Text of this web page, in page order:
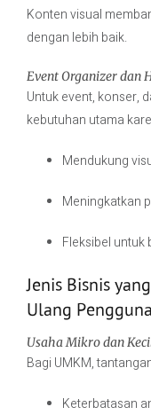
Konten visual
dengan lebih baik.
Event Organizer dan
Untuk event, konser,
kebutuhan utama
Mendukung
Meningkatkan
Fleksibel untuk
Jenis Bisnis
Ulang
Usaha Mikro dan
Bagi UMKM,
Keterbatasan